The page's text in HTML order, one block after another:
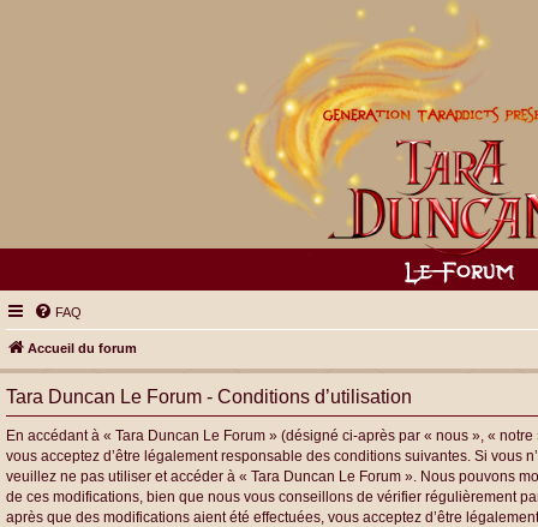
FAQ
Accueil du forum
Tara Duncan Le Forum - Conditions d’utilisation
En accédant à « Tara Duncan Le Forum » (désigné ci-après par « nous », «
vous acceptez d’être légalement responsable des conditions suivantes. Si vous
veuillez ne pas utiliser et accéder à « Tara Duncan Le Forum ». Nous pouvons
de ces modifications, bien que nous vous conseillons de vérifier régulièrement
après que des modifications aient été effectuées, vous acceptez d’être